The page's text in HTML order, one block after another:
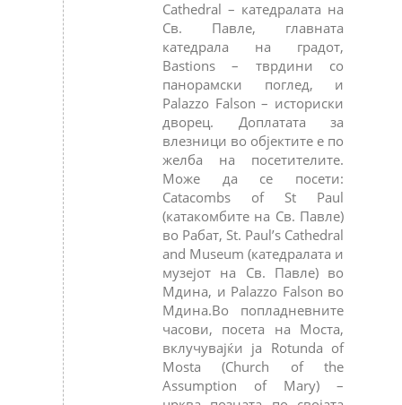
Cathedral – катедралата на
Св. Павле, главната
катедрала на градот,
Bastions – тврдини со
панорамски поглед, и
Palazzo Falson – историски
дворец. Доплатата за
влезници во објектите е по
желба на посетителите.
Може да се посети:
Catacombs of St Paul
(катакомбите на Св. Павле)
во Рабат, St. Paul’s Cathedral
and Museum (катедралата и
музејот на Св. Павле) во
Мдина, и Palazzo Falson во
Мдина.Во попладневните
часови, посета на Моста,
вклучувајќи ја Rotunda of
Mosta (Church of the
Assumption of Mary) –